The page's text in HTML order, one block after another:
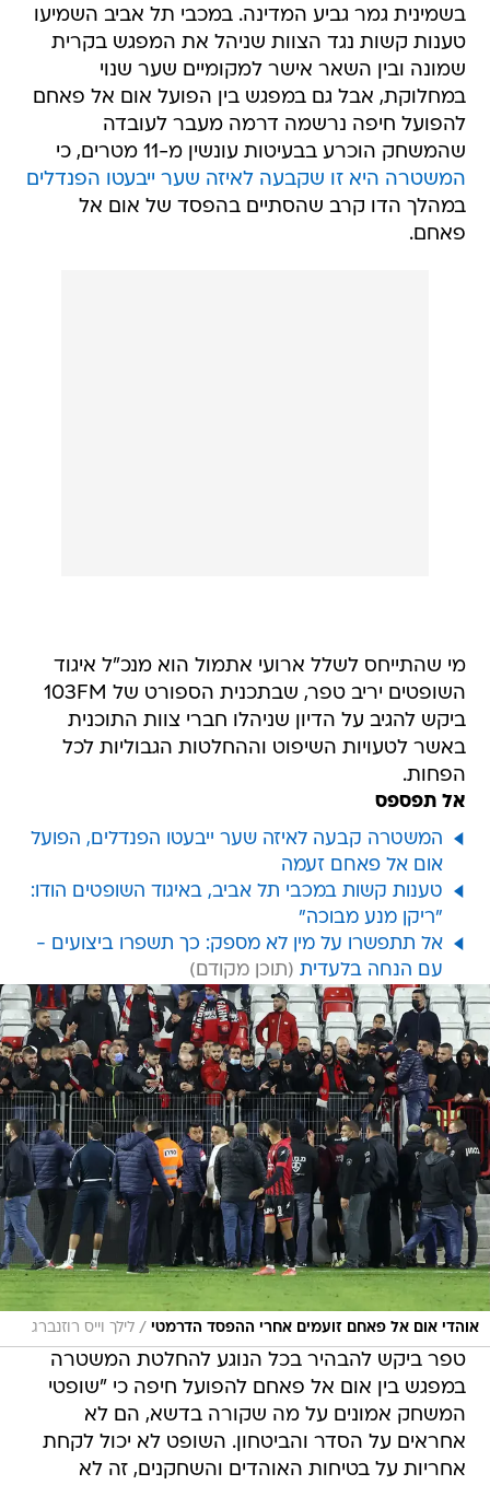
בשמינית גמר גביע המדינה. במכבי תל אביב השמיעו
טענות קשות נגד הצוות שניהל את המפגש בקרית
שמונה ובין השאר אישר למקומיים שער שנוי
במחלוקת, אבל גם במפגש בין הפועל אום אל פאחם
להפועל חיפה נרשמה דרמה מעבר לעובדה
שהמשחק הוכרע בבעיטות עונשין מ-11 מטרים, כי
המשטרה היא זו שקבעה לאיזה שער ייבעטו הפנדלים
במהלך הדו קרב שהסתיים בהפסד של אום אל
פאחם.
מי שהתייחס לשלל ארועי אתמול הוא מנכ"ל איגוד
השופטים יריב טפר, שבתכנית הספורט של 103FM
ביקש להגיב על הדיון שניהלו חברי צוות התוכנית
באשר לטעויות השיפוט וההחלטות הגבוליות לכל
הפחות.
אל תפספס
המשטרה קבעה לאיזה שער ייבעטו הפנדלים, הפועל
אום אל פאחם זעמה
טענות קשות במכבי תל אביב, באיגוד השופטים הודו:
"ריקן מנע מבוכה"
אל תתפשרו על מין לא מספק: כך תשפרו ביצועים -
עם הנחה בלעדית
אוהדי אום אל פאחם זועמים אחרי ההפסד הדרמטי / לילך וייס רוזנברג
טפר ביקש להבהיר בכל הנוגע להחלטת המשטרה
במפגש בין אום אל פאחם להפועל חיפה כי "שופטי
המשחק אמונים על מה שקורה בדשא, הם לא
אחראים על הסדר והביטחון. השופט לא יכול לקחת
אחריות על בטיחות האוהדים והשחקנים, זה לא